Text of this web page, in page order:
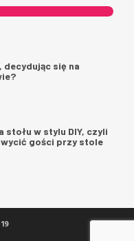
decydując się na
stołu w stylu DIY, czyli
gości przy stole